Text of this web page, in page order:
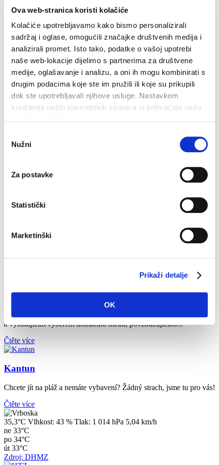
Ova web-stranica koristi kolačiće
Kolačiće upotrebljavamo kako bismo personalizirali
sadržaj i oglase, omogućili značajke društvenih medija i
analizirali promet. Isto tako, podatke o vašoj upotrebi
naše web-lokacije dijelimo s partnerima za društvene
medije, oglašavanje i analizu, a oni ih mogu kombinirati s
drugim podacima koje ste im pružili ili koje su prikupili
dok ste upotrebljavali njihove usluge. Nastavkom
korištenja naših internetskih stranica vi prihvaćate našu
pristanka
Nužni
Za postavke
Statistički
Marketinški
Prikaži detalje
OK
Croatica. Dva nejpopulárnější suvenýry jsou levandulový olej a
aromatické pytlíčky, naplněné sušenými květy levandule, které se
prodávají v mnoha tradičních podobách a baleních.
Příbuzný
Likéry a medailová vína
Na Hvaru se setkáváme s velkým výběrem místních nápojů,
většinou jsou to silné likéry ochucené různými druhy bylin a...
Čtěte více
Ostrov je také proslulý kvalitou domácího olivového oleje.
Pěstování oliv je hlavní součástí života na ostrově. Většina...
Řádové sestry Benediktinky žijí na ostrově již od roku 1664 a již v
Med s příchutí rozmarýnu
Hvar je pravou aromatickou zahradou. Ostrov s opojnou vůní bylin
a vynikajícím výběrem domácího medu, povzbuzujícího...
Čtěte více
Kantun
Chcete jít na pláž a nemáte vybavení? Žádný strach, jsme tu pro vás!
Čtěte více
35,3°C Vlhkost: 43 % Tlak: 1 014 hPa 5,04 km/h
ne 33°C
po 34°C
út 33°C
Zdroj: DHMZ